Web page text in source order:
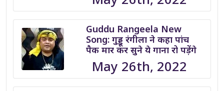
Guddu Rangeela New
Song: गुड्डू रंगीला ने कहा पांच
पैक मार कर सुने ये गाना रो पड़ेंगे
May 26th, 2022